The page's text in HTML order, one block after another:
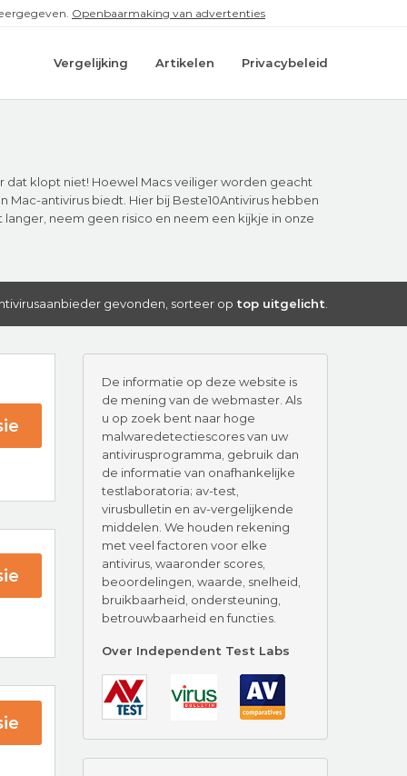
Openbaarmaking van advertenties
Vergelijking Artikelen Privacybeleid
dat klopt niet! Hoewel Macs veiliger worden geacht
antivirus biedt. Hier bij Beste10Antivirus hebben
neem geen risico en neem een kijkje in onze
gevonden, sorteer op top uitgelicht.
De informatie op deze website is
de mening van de webmaster. Als
u op zoek bent naar hoge
malwaredetectiescores van uw
antivirusprogramma, gebruik dan
de informatie van onafhankelijke
testlaboratoria; av-test,
virusbulletin en av-vergelijkende
middelen. We houden rekening
met veel factoren voor elke
antivirus, waaronder scores,
beoordelingen, waarde, snelheid,
bruikbaarheid, ondersteuning,
betrouwbaarheid en functies.
Over Independent Test Labs